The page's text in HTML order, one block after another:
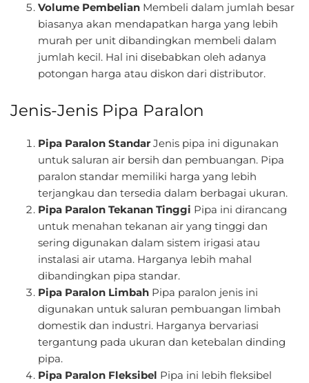
Volume Pembelian Membeli dalam jumlah besar
biasanya akan mendapatkan harga yang lebih
murah per unit dibandingkan membeli dalam
jumlah kecil. Hal ini disebabkan oleh adanya
potongan harga atau diskon dari distributor.
Jenis-Jenis Pipa Paralon
Pipa Paralon Standar Jenis pipa ini digunakan
untuk saluran air bersih dan pembuangan. Pipa
paralon standar memiliki harga yang lebih
terjangkau dan tersedia dalam berbagai ukuran.
Pipa Paralon Tekanan Tinggi Pipa ini dirancang
untuk menahan tekanan air yang tinggi dan
sering digunakan dalam sistem irigasi atau
instalasi air utama. Harganya lebih mahal
dibandingkan pipa standar.
Pipa Paralon Limbah Pipa paralon jenis ini
digunakan untuk saluran pembuangan limbah
domestik dan industri. Harganya bervariasi
tergantung pada ukuran dan ketebalan dinding
pipa.
Pipa Paralon Fleksibel Pipa ini lebih fleksibel